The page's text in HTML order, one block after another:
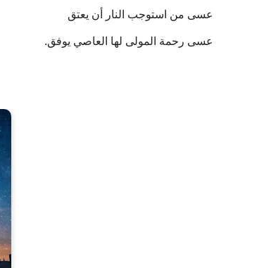
عسى من استوجب النار أن يعتق
عسى رحمة المولى لها العاصي يوفق.